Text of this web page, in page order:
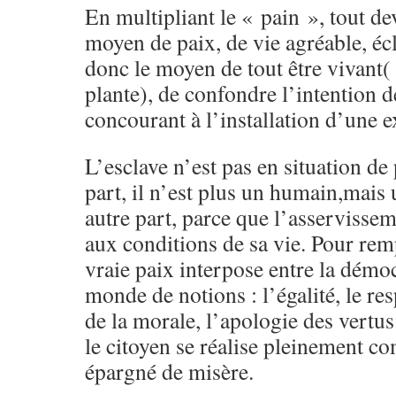
En multipliant le « pain », tout
moyen de paix, de vie agréable,
donc le moyen de tout être
plante), de confondre l’intention
concourant à l’installation d’une
L’esclave n’est pas en situation
part, il n’est plus un humain,mais
autre part, parce que
aux conditions de sa vie. Pour
vraie paix interpose entre la
monde de notions : l’égalité, le
de la morale, l’apologie des
le citoyen se réalise pleinement
épargné de misère.